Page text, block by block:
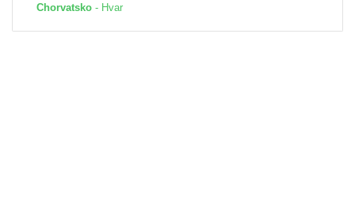
Chorvatsko - Hvar